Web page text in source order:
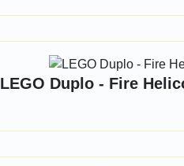
LEGO Duplo - Fire